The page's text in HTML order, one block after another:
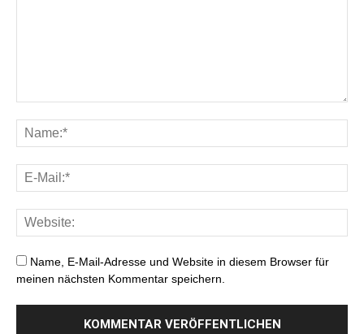
Name, E-Mail-Adresse und Website in diesem Browser für
meinen nächsten Kommentar speichern.